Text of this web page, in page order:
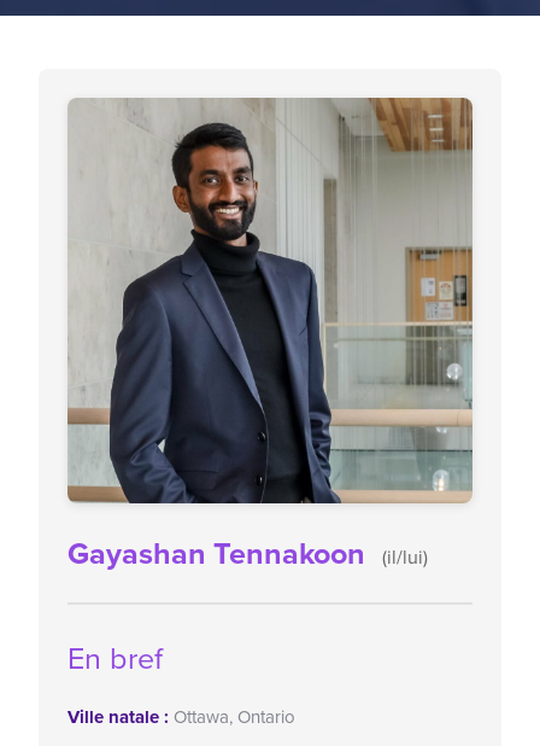
Gayashan Tennakoon (il/lui)
En bref
Ville natale : Ottawa, Ontario